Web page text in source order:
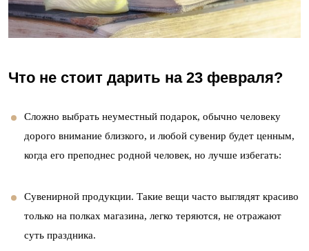
Что не стоит дарить на 23 февраля?
Сложно выбрать неуместный подарок, обычно человеку
дорого внимание близкого, и любой сувенир будет ценным,
когда его преподнес родной человек, но лучше избегать:
Сувенирной продукции. Такие вещи часто выглядят красиво
только на полках магазина, легко теряются, не отражают
суть праздника.